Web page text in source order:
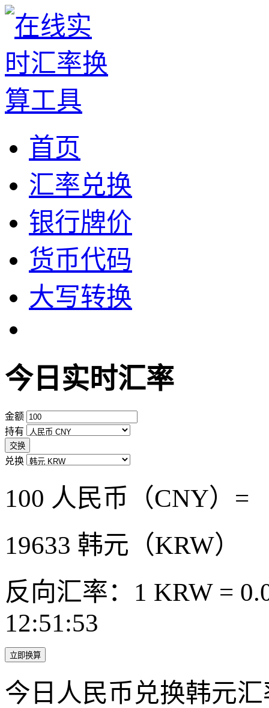
首页
汇率兑换
银行牌价
货币代码
大写转换
今日实时汇率
金额
持有
交换
兑换
100 人民币（CNY）=
19633 韩元（KRW）
反向汇率：1 KRW =
12:51:53
立即换算
今日人民币兑换韩元